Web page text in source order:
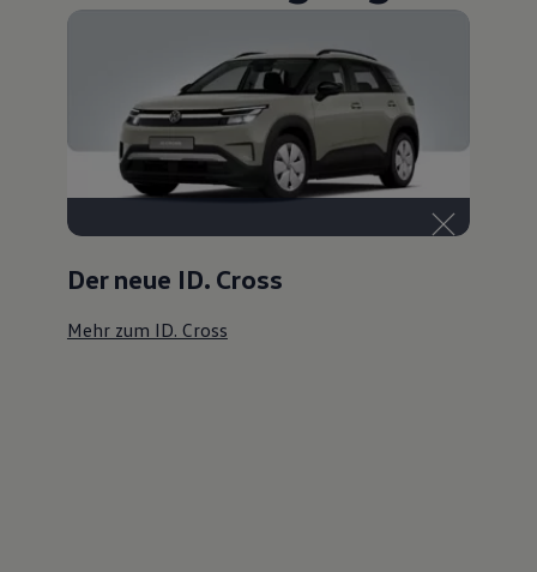
Der neue ID. Cross
Mehr zum ID. Cross